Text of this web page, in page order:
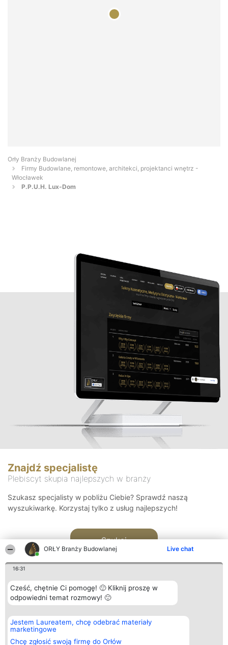
ORŁY Branży Budowlanej Live chat
16:31
Cześć, chętnie Ci pomogę! 🙂 Kliknij proszę w
odpowiedni temat rozmowy! 🙂
Jestem Laureatem, chcę odebrać materiały
marketingowe
Chcę zgłosić swoją firmę do Orłów
Orły Branży Budowlanej
Firmy Budowlane, remontowe, architekci, projektanci wnętrz -
Włocławek
P.P.U.H. Lux-Dom
Znajdź specjalistę
Plebiscyt skupia najlepszych w branży
Szukasz specjalisty w pobliżu Ciebie? Sprawdź naszą
wyszukiwarkę. Korzystaj tylko z usług najlepszych!
Szukaj
Organizator plebiscytu
Bright Side Solutions sp. z o.
o. sp. k.
ul. Ruska 22
Plebiscyt
Laureaci
wszystkich
Kontakt
Kontakt